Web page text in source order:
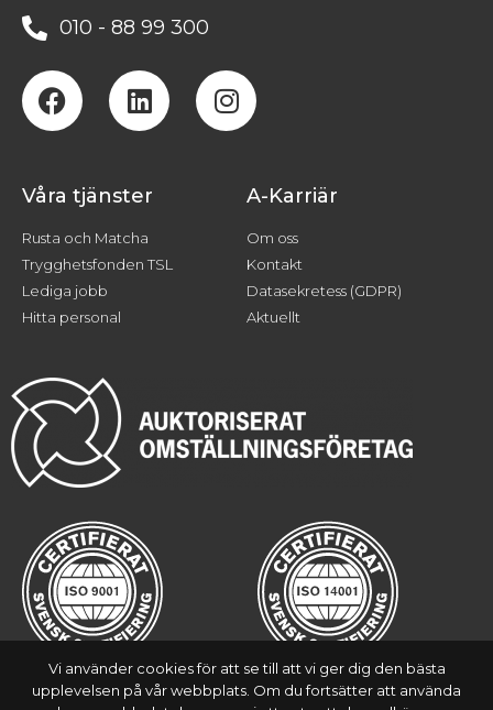
010 - 88 99 300
Våra tjänster
Rusta och Matcha
Trygghetsfonden TSL
Lediga jobb
Hitta personal
A-Karriär
Om oss
Kontakt
Datasekretess (GDPR)
Aktuellt
Vi använder cookies för att se till att vi ger dig den bästa
upplevelsen på vår webbplats. Om du fortsätter att använda